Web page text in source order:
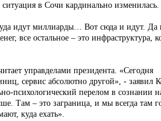
в Сочи кардинально изменилась.
идут миллиарды… Вот сюда и идут. Да
все остальное – это инфраструктура,
управделами президента. «Сегодня
сервис абсолютно другой», - заявил
психологический перелом в сознании
Там – это заграница, и мы всегда там
куда ехать».